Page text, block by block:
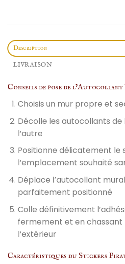
Description
LIVRAISON
Conseils de pose de
Choisis un mur propre et
Décolle les autocollants de
l’autre
Positionne délicatement le
l’emplacement souhaité
Déplace l’autocollant mural
parfaitement positionné
Colle définitivement
fermement et en chassant
l’extérieur
Caractéristiques du Stickers